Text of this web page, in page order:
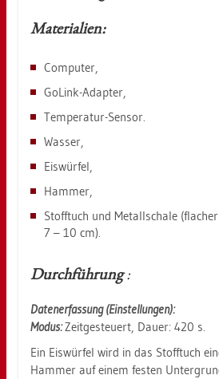
Ma­te­ria­li­en:
Com­pu­ter,
Go­Link-Ad­ap­ter,
Tem­pe­ra­tur-Sen­sor.
Was­ser,
Eis­wür­fel,
Ham­mer,
Stoff­tuch und Me­tall­scha­le
7 – 10 cm).
Durch­füh­rung:
Da­ten­er­fas­sung (Ein­stel­lun­gen):
Modus:Zeit­ge­steu­ert, Dauer: 420 s.
Ein Eis­wür­fel wird in das Stoff­tuch
Ham­mer auf einem fes­ten